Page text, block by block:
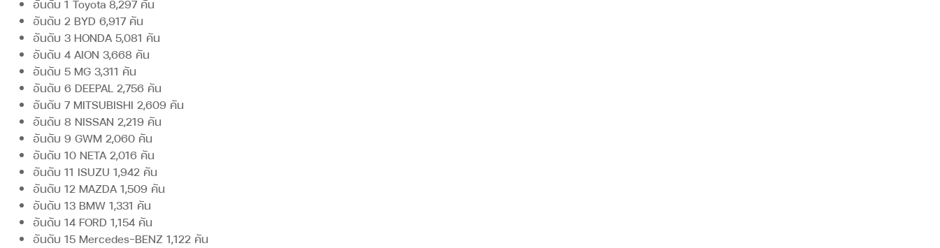
อันดับ 1 Toyota 8,297 คัน
อันดับ 2 BYD 6,917 คัน
อันดับ 3 HONDA 5,081 คัน
อันดับ 4 AION 3,668 คัน
อันดับ 5 MG 3,311 คัน
อันดับ 6 DEEPAL 2,756 คัน
อันดับ 7 MITSUBISHI 2,609 คัน
อันดับ 8 NISSAN 2,219 คัน
อันดับ 9 GWM 2,060 คัน
อันดับ 10 NETA 2,016 คัน
อันดับ 11 ISUZU 1,942 คัน
อันดับ 12 MAZDA 1,509 คัน
อันดับ 13 BMW 1,331 คัน
อันดับ 14 FORD 1,154 คัน
อันดับ 15 Mercedes-BENZ 1,122 คัน